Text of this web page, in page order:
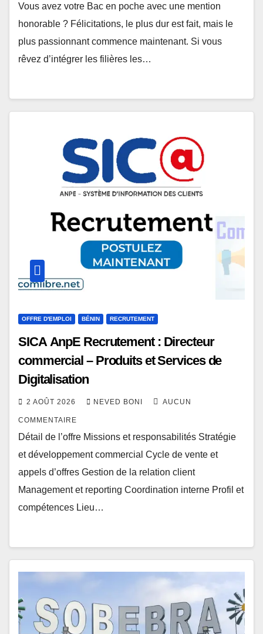
Vous avez votre Bac en poche avec une mention
honorable ? Félicitations, le plus dur est fait, mais le
plus passionnant commence maintenant. Si vous
rêvez d’intégrer les filières les…
OFFRE D'EMPLOI BÉNIN RECRUTEMENT
SICA AnpE Recrutement : Directeur
commercial – Produits et Services de
Digitalisation
2 AOÛT 2026 NEVED BONI AUCUN
COMMENTAIRE
Détail de l’offre Missions et responsabilités Stratégie
et développement commercial Cycle de vente et
appels d’offres Gestion de la relation client
Management et reporting Coordination interne Profil et
compétences Lieu…